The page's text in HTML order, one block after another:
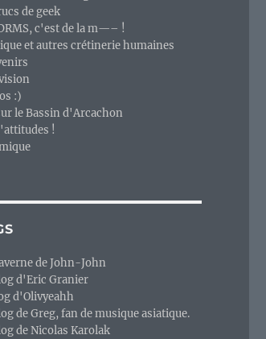
de geek
c'est de la m—– !
et autres crétinerie humaines
:)
le Bassin d'Arcachon
!
de John-John
d'Eric Granier
d'Olivyeahh
de Greg, fan de musique asiatique.
de Nicolas Karolak